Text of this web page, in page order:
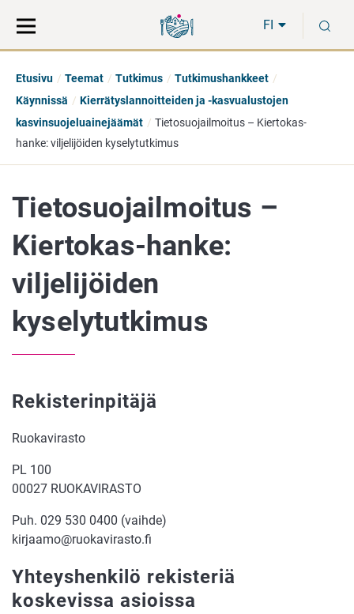
suoraan
sisältöön
koko
sivuston
FI
Etusivu Teemat Tutkimus
Tutkimushankkeet
Käynnissä
Kierrätyslannoitteiden ja -kasvualustojen
kasvinsuojeluainejäämät
Tietosuojailmoitus – Kiertokas-
hanke: viljelijöiden kyselytutkimus
Tietosuojailmoitus –
Kiertokas-hanke:
viljelijöiden
kyselytutkimus
Rekisterinpitäjä
Ruokavirasto
PL 100
00027 RUOKAVIRASTO
Puh. 029 530 0400 (vaihde)
kirjaamo@ruokavirasto.fi
Yhteyshenkilö rekisteriä
koskevissa asioissa